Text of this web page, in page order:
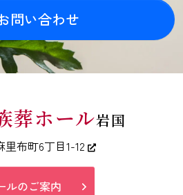
問い合わせ
葬ホール岩国
里布町6丁目1-12
ルのご案内